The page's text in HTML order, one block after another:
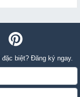
biệt? Đăng ký ngay.